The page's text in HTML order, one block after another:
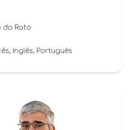
do Rato
Inglês, Português